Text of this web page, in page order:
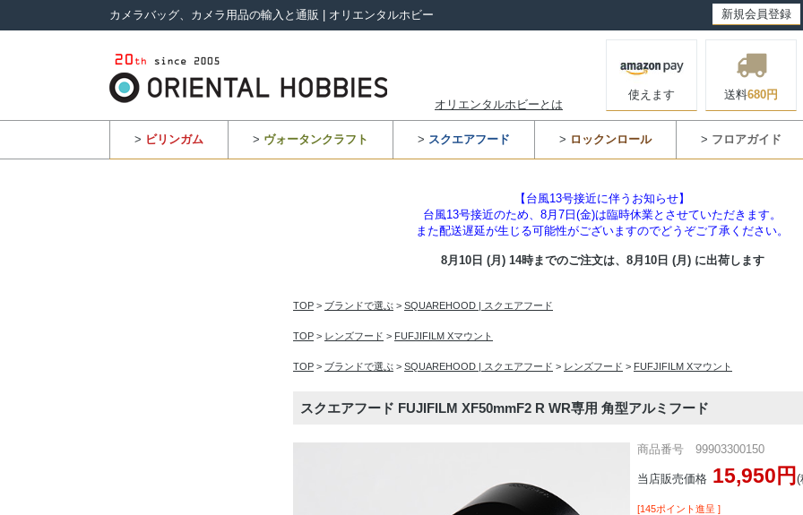
カメラバッグ、カメラ用品の輸入と通販 | オリエンタルホビー 新規会員登録
オリエンタルホビーとは
使えます 送料680円
> ビリンガム > ヴォータンクラフト > スクエアフード > ロックンロール > フロアガイド
【台風13号接近に伴うお知らせ】
台風13号接近のため、8月7日(金)は臨時休業とさせていただきます。
また配送遅延が生じる可能性がございますのでどうぞご了承ください。
8月10日 (月) 14時までのご注文は、 8月10日 (月) に出荷します
TOP > ブランドで選ぶ > SQUAREHOOD | スクエアフード
TOP > レンズフード > FUFJIFILM Xマウント
TOP > ブランドで選ぶ > SQUAREHOOD | スクエアフード > レンズフード > FUFJIFILM Xマウント
スクエアフード FUJIFILM XF50mmF2 R WR専用 角型アルミフード
商品番号 99903300150
当店販売価格 15,950円(
[145ポイント進呈 ]